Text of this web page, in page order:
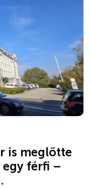
is meglőtte
egy férfi –